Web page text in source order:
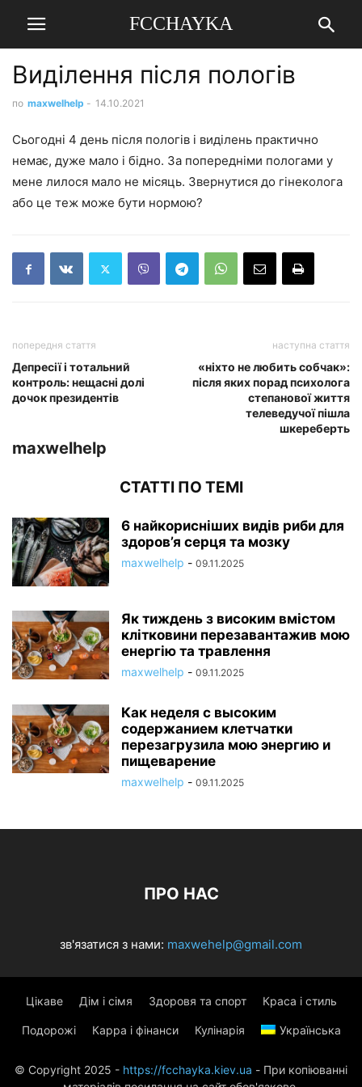
FCCHAYKA
Виділення після пологів
по maxwelhelp - 14.10.2021
Сьогодні 4 день після пологів і виділень практично
немає, дуже мало і бідно. За попередніми пологами у
мене лилося мало не місяць. Звернутися до гінеколога
або це теж може бути нормою?
попередня стаття
Депресії і тотальний
контроль: нещасні долі
дочок президентів
наступна стаття
«ніхто не любить собчак»:
після яких порад психолога
степанової життя
телеведучої пішла
шкереберть
maxwelhelp
СТАТТІ ПО ТЕМІ
6 найкорисніших видів риби для
здоров’я серця та мозку
maxwelhelp - 09.11.2025
Як тиждень з високим вмістом
клітковини перезавантажив мою
енергію та травлення
maxwelhelp - 09.11.2025
Как неделя с высоким
содержанием клетчатки
перезагрузила мою энергию и
пищеварение
maxwelhelp - 09.11.2025
ПРО НАС
зв'язатися з нами: maxwehelp@gmail.com
Цікаве Дім і сімя Здоровя та спорт Краса і стиль
Подорожі Карра і фінанси Кулінарія Українська
© Copyright 2025 - https://fcchayka.kiev.ua - При копіюванні